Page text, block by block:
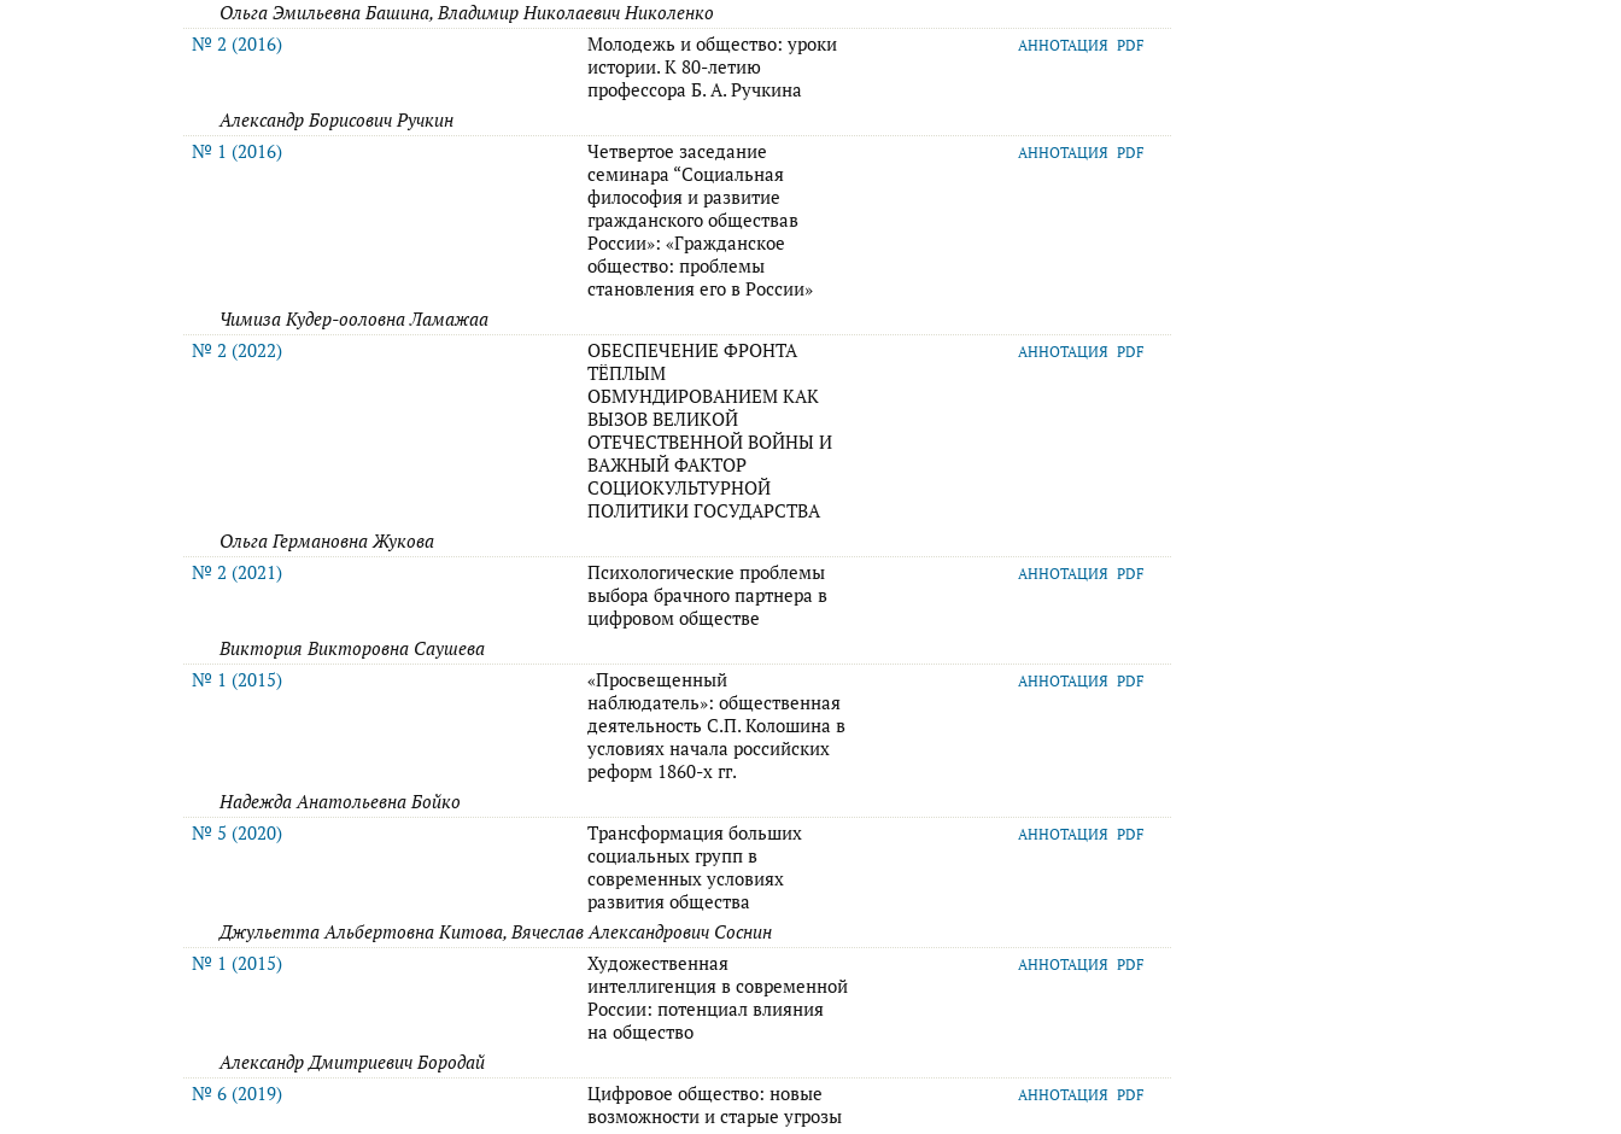
Ольга Эмильевна Башина, Владимир Николаевич Николенко
№ 2 (2016)
Молодежь и общество: уроки
истории. К 80-летию
профессора Б. А. Ручкина
АННОТАЦИЯ PDF
Александр Борисович Ручкин
№ 1 (2016)
Четвертое заседание
семинара “Социальная
философия и развитие
гражданского обществав
России»: «Гражданское
общество: проблемы
становления его в России»
АННОТАЦИЯ PDF
Чимиза Кудер-ооловна Ламажаа
№ 2 (2022)
ОБЕСПЕЧЕНИЕ ФРОНТА
ТЁПЛЫМ
ОБМУНДИРОВАНИЕМ КАК
ВЫЗОВ ВЕЛИКОЙ
ОТЕЧЕСТВЕННОЙ ВОЙНЫ И
ВАЖНЫЙ ФАКТОР
СОЦИОКУЛЬТУРНОЙ
ПОЛИТИКИ ГОСУДАРСТВА
АННОТАЦИЯ PDF
Ольга Германовна Жукова
№ 2 (2021)
Психологические проблемы
выбора брачного партнера в
цифровом обществе
АННОТАЦИЯ PDF
Виктория Викторовна Саушева
№ 1 (2015)
«Просвещенный
наблюдатель»: общественная
деятельность С.П. Колошина в
условиях начала российских
реформ 1860-х гг.
АННОТАЦИЯ PDF
Надежда Анатольевна Бойко
№ 5 (2020)
Трансформация больших
социальных групп в
современных условиях
развития общества
АННОТАЦИЯ PDF
Джульетта Альбертовна Китова, Вячеслав Александрович Соснин
№ 1 (2015)
Художественная
интеллигенция в современной
России: потенциал влияния
на общество
АННОТАЦИЯ PDF
Александр Дмитриевич Бородай
№ 6 (2019)
Цифровое общество: новые
возможности и старые угрозы
АННОТАЦИЯ PDF